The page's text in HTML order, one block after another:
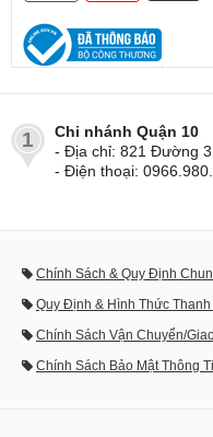
1
Chi nhánh Quận 10
- Địa chỉ: 821 Đường
- Điện thoại:
Chính Sách & Quy Định
Quy Định & Hình Thức Thanh
Chính Sách Vận Chuyển/
Chính Sách Bảo Mật Thông